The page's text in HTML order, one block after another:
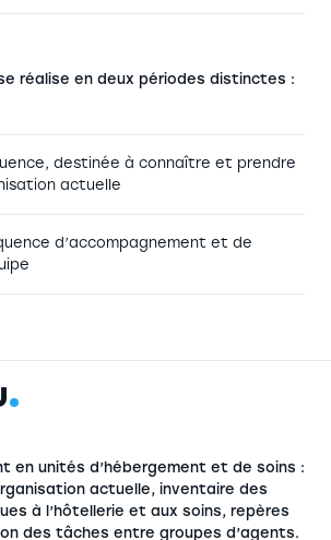
réalise en deux périodes distinctes :
destinée à connaître et prendre
actuelle
d’accompagnement et de
en unités d’hébergement et de soins :
actuelle, inventaire des
à l’hôtellerie et aux soins, repères
des tâches entre groupes d’agents.